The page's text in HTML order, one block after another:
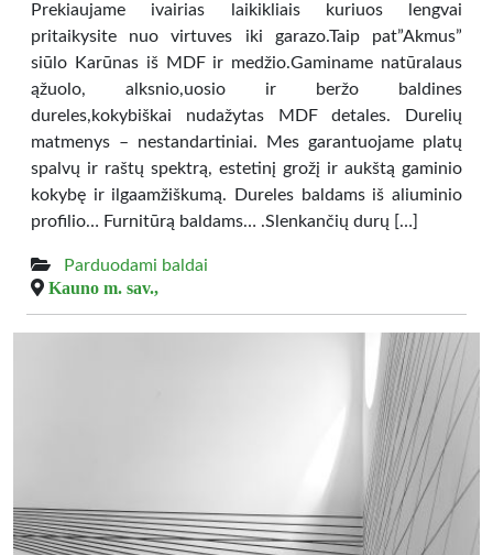
Prekiaujame ivairias laikikliais kuriuos lengvai
pritaikysite nuo virtuves iki garazo.Taip pat”Akmus”
siūlo Karūnas iš MDF ir medžio.Gaminame natūralaus
ąžuolo, alksnio,uosio ir beržo baldines
dureles,kokybiškai nudažytas MDF detales. Durelių
matmenys – nestandartiniai. Mes garantuojame platų
spalvų ir raštų spektrą, estetinį grožį ir aukštą gaminio
kokybę ir ilgaamžiškumą. Dureles baldams iš aliuminio
profilio… Furnitūrą baldams… .Slenkančių durų […]
Parduodami baldai
Kauno m. sav.,